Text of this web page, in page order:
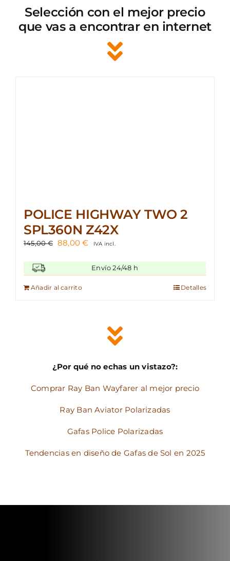
Selección con el mejor precio
que vas a encontrar en internet
POLICE HIGHWAY TWO 2
SPL360N Z42X
145,00€ El
original
era:
145,00 €.
88,00€ El
actual
es:
IVA incl.
Envío 24/48 h
Añadir al carrito Detalles
¿Por qué no echas un vistazo?:
Comprar Ray Ban Wayfarer al mejor precio
Ray Ban Aviator Polarizadas
Gafas Police Polarizadas
Tendencias en diseño de Gafas de Sol en 2025